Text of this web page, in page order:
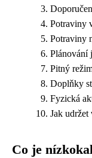
Potraviny
Potraviny
Plánování
Pitný
Doplňky
Fyzická
Jak
Co je